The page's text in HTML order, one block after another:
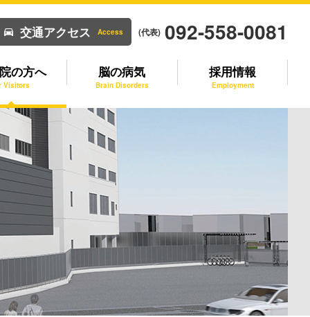
(代表) 092-558-0081
交通アクセス Access
の方へ
Visitors
脳の病気
Brain Disorders
採用情報
Employment